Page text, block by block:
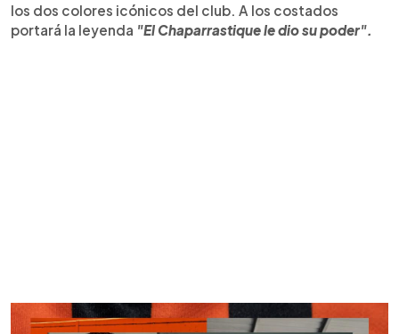
los dos colores icónicos del club. A los costados
portará la leyenda "El Chaparrastique le dio su poder".